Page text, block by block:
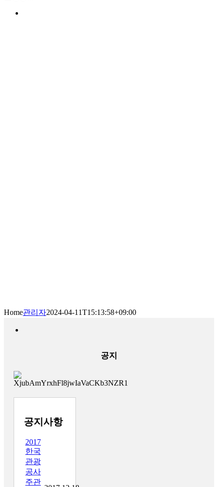
Home관리자2024-04-11T15:13:58+09:00
공지
공지사항
2017
한국
관광
공사
주관